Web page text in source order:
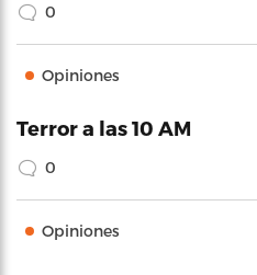
0
Opiniones
Terror a las 10 AM
0
Opiniones